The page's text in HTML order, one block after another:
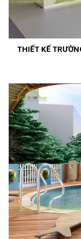
THIẾT KẾ